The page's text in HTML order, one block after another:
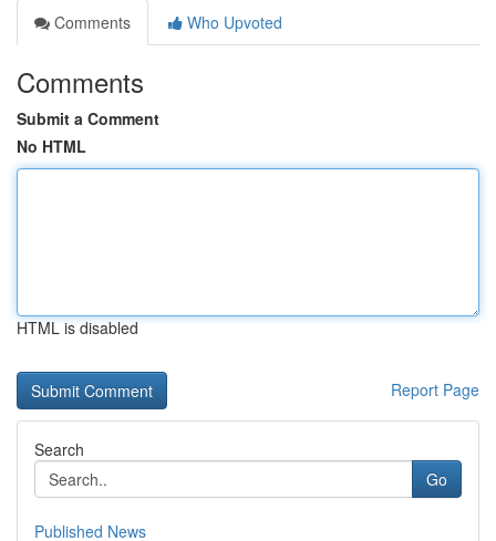
Comments
Who Upvoted
Comments
Submit a Comment
No HTML
HTML is disabled
Report Page
Search
Go
Published News